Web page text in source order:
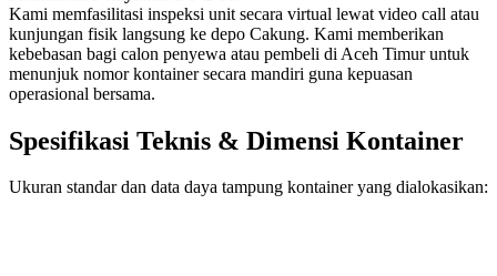
Kami memfasilitasi inspeksi unit secara virtual lewat video call atau
kunjungan fisik langsung ke depo Cakung. Kami memberikan
kebebasan bagi calon penyewa atau pembeli di Aceh Timur untuk
menunjuk nomor kontainer secara mandiri guna kepuasan
operasional bersama.
Spesifikasi Teknis & Dimensi Kontainer
Ukuran standar dan data daya tampung kontainer yang dialokasikan: